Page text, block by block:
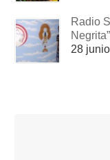
Radio
Negrita”
28